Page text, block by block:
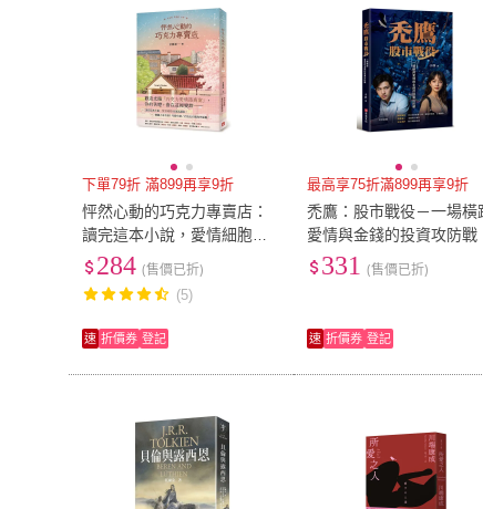
下單79折 滿899再享9折
怦然心動的巧克力專賣店：
讀完這本小說，愛情細胞全
部活過來！
284 (售價已折)
(5)
速 折價券 登記
最高享75折滿899再享9折
禿鷹：股市戰役－一場橫
愛情與金錢的投資攻防戰
331 (售價已折)
速 折價券 登記